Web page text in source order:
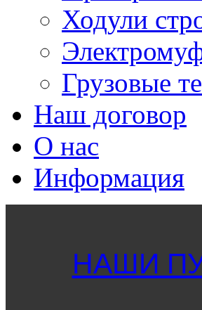
Ходули
Грузовые
Наш договор
О нас
Информация
НАШИ